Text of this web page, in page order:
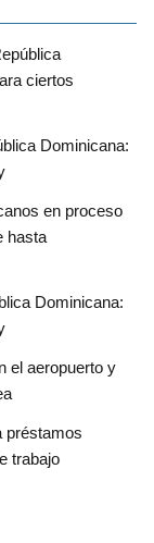
ciertos
Dominicana:
en proceso
hasta
Dominicana:
el aeropuerto y
préstamos
trabajo